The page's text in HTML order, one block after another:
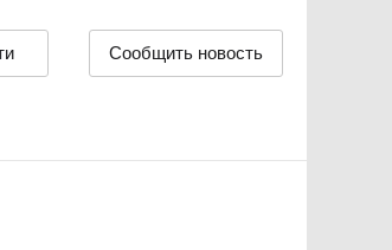
Сообщить новость